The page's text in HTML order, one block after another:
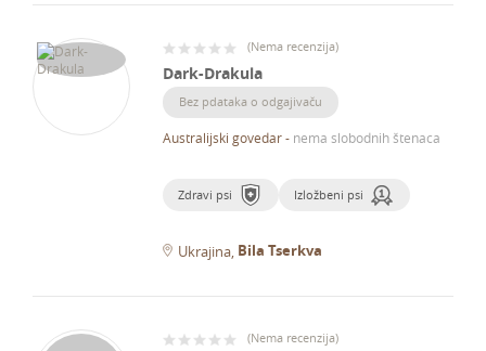
(Nema recenzija)
Dark-Drakula
Bez pdataka o odgajivaču
Australijski govedar- nema slobodnih štenaca
Zdravi psi Izložbeni psi
Ukrajina Bila Tserkva
(Nema recenzija)